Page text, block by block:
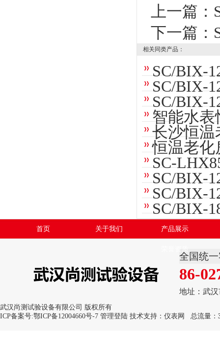
上一篇：
下一篇：
相关同类产品：
SC/BIX-
SC/BIX-
SC/BIX-
智能水表
长沙恒温
恒温老化
SC-
SC/BIX-
SC/BIX-
SC/BIX-
首页 关于我们 产品展示
全国统
86-
地址：武
武汉尚测试验设备有限公司 版权所有
ICP备案号:鄂ICP备12004660号-7 管理登陆 技术支持： 仪表网 总流量：